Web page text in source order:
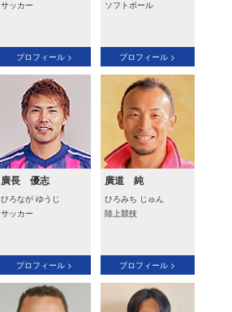
サッカー
プロフィール >
ソフトボール
プロフィール >
廣長 優志
ひろなが ゆうじ
サッカー
プロフィール >
廣道 純
ひろみち じゅん
陸上競技
プロフィール >